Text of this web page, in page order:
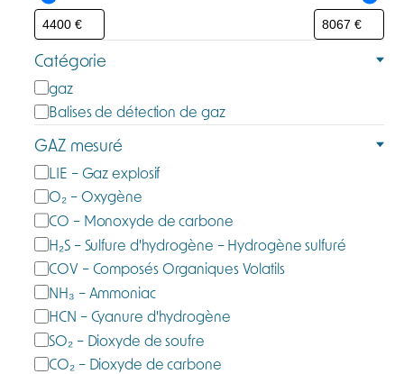
Catégorie
C
a
é
g
o
i
e
gaz
Balises de détection de gaz
GAZ mesuré
G
a
z
m
e
s
u
r
é
LIE – Gaz explosif
O₂ – Oxygène
CO – Monoxyde de carbone
H₂S – Sulfure d'hydrogène – Hydrogène sulfuré
COV – Composés Organiques Volatils
NH₃ – Ammoniac
HCN – Cyanure d'hydrogène
SO₂ – Dioxyde de soufre
CO₂ – Dioxyde de carbone